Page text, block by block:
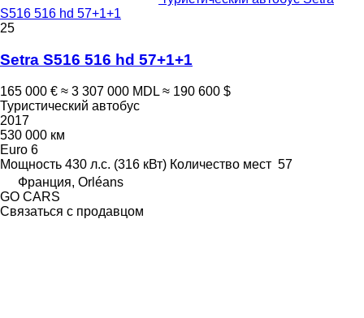
S516 516 hd 57+1+1
25
Setra S516 516 hd 57+1+1
165 000 € ≈ 3 307 000 MDL ≈ 190 600 $
Туристический автобус
2017
530 000 км
Euro 6
Мощность 430 л.с. (316 кВт) Количество мест 57
Франция, Orléans
GO CARS
Связаться с продавцом